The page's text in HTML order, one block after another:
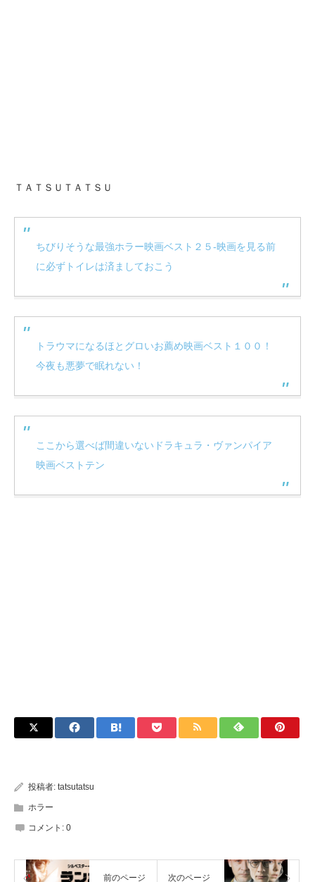
ＴＡＴＳＵＴＡＴＳＵ
ちびりそうな最強ホラー映画ベスト２５‐映画を見る前
に必ずトイレは済ましておこう
トラウマになるほとグロいお薦め映画ベスト１００！
今夜も悪夢で眠れない！
ここから選べば間違いないドラキュラ・ヴァンパイア
映画ベストテン
投稿者: tatsutatsu
ホラー
コメント: 0
前のページ 次のページ